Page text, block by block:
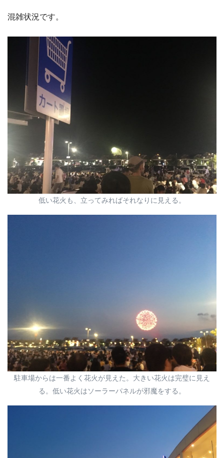
混雑状況です。
低い花火も、立ってみればそれなりに見える。
駐車場からは一番よく花火が見えた。大きい花火は完璧に見え
る。低い花火はソーラーパネルが邪魔をする。